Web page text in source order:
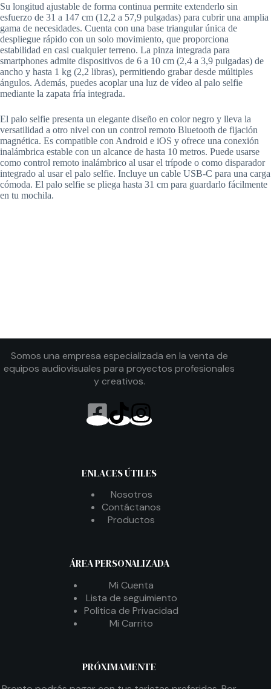
Su longitud ajustable de forma continua permite extenderlo sin
esfuerzo de 31 a 147 cm (12,2 a 57,9 pulgadas) para cubrir una amplia
gama de necesidades. Cuenta con una base triangular única de
despliegue rápido con un solo movimiento, que proporciona
estabilidad en casi cualquier terreno. La pinza integrada para
smartphones admite dispositivos de 6 a 10 cm (2,4 a 3,9 pulgadas) de
ancho y hasta 1 kg (2,2 libras), permitiendo grabar desde múltiples
ángulos. Además, puedes acoplar una luz de vídeo al palo selfie
mediante la zapata fría integrada.
El palo selfie presenta un elegante diseño en color negro y lleva la
versatilidad a otro nivel con un control remoto Bluetooth de fijación
magnética. Es compatible con Android e iOS y ofrece una conexión
inalámbrica estable con un alcance de hasta 10 metros. Puede usarse
como control remoto inalámbrico al usar el trípode o como disparador
integrado al usar el palo selfie. Incluye un cable USB-C para una carga
cómoda. El palo selfie se pliega hasta 31 cm para guardarlo fácilmente
en tu mochila.
Somos una empresa especializada en la venta de
equipos audiovisuales para proyectos profesionales
y creativos.
ENLACES ÚTILES
Nosotros
Contáctanos
Productos
ÁREA PERSONALIZADA
Mi Cuenta
Lista de seguimiento
Política de Privacidad
Mi Carrito
PRÓXIMAMENTE